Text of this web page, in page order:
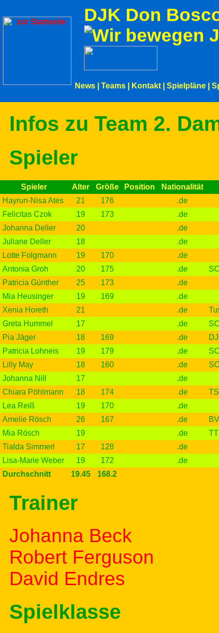
DJK Don
News Teams Kontakt Spielpläne
Infos zu Team 2.
Spieler
Spieler Alter Größe Position
Nationalität
Hayrun-Nisa Ates
21 176
.de
Felicitas Czok
19 173
.de
Johanna Deller
20
.de
Juliane Deller
18
.de
Lotte Folgmann
19 170
.de
Antonia Groh
20 175 .de
Patricia Günther
25 173
.de
Mia Heusinger
19 169
.de
Xenia Horeth
21 .de
Greta Hummel
17 .de
Pia Jäger
18 169 .de
Patricia Lohneis
19 179 .de
Lilly May
18 160 .de
Johanna Nill
17
.de
Chiara Pöhlmann
18 174 .de
Lea Reiß
19 170
.de
Amelie Rösch
26 167 .de
Mia Rösch
19 .de
Tialda Simmerl
17 128
.de
Lisa-Marie Weber
19 172
.de
Durchschnitt
19.45 168.2
Trainer
Johanna Beck
Robert Ferguson
David Endres
Spielklasse